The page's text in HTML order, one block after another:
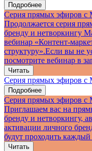
Подробнее
Серия прямых эфиров
Продолжается серия
бренду и нетворкингу
вебинар «Контент-
структуру».Если вы не
посмотрите вебинар в
Читать
Серия прямых эфиров
Подробнее
Серия прямых эфиров
Приглашаем вас на
бренду и нетворкингу,
активации личного
будут проходить
Читать